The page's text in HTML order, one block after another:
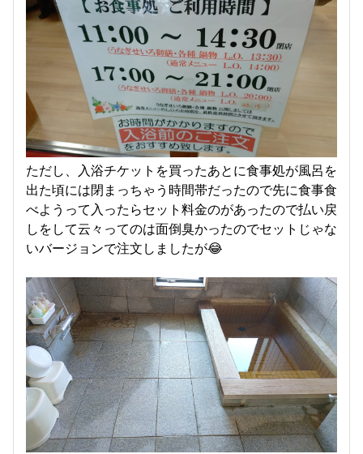
ただし、入浴チケットを買ったあとに食事処が風呂を
出た頃には閉まっちゃう時間帯だったので先に食事食
べようって入ったらセット料金のがあったので払い戻
しをして云々ってのは面倒臭かったのでセットじゃな
いバージョンで注文しましたが😂